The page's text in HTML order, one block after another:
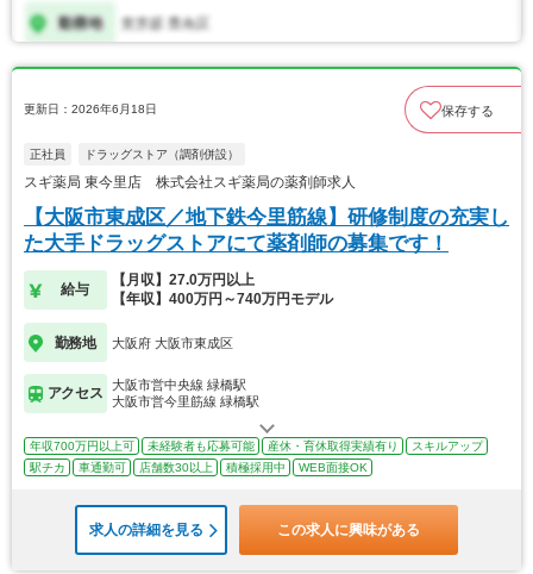
更新日：2026年6月18日 保存する
正社員 ドラッグストア（調剤併設）
スギ薬局 東今里店 株式会社スギ薬局の薬剤師求人
【大阪市東成区／地下鉄今里筋線】研修制度の充実し
た大手ドラッグストアにて薬剤師の募集です！
給与
【月収】27.0万円以上
【年収】400万円～740万円モデル
勤務地 大阪府 大阪市東成区
アクセス
大阪市営中央線 緑橋駅
大阪市営今里筋線 緑橋駅
年収700万円以上可 未経験者も応募可能 産休・育休取得実績有り
スキルアップ
駅チカ
車通勤可 店舗数30以上 積極採用中 WEB面接OK
求人の詳細を見る この求人に興味がある